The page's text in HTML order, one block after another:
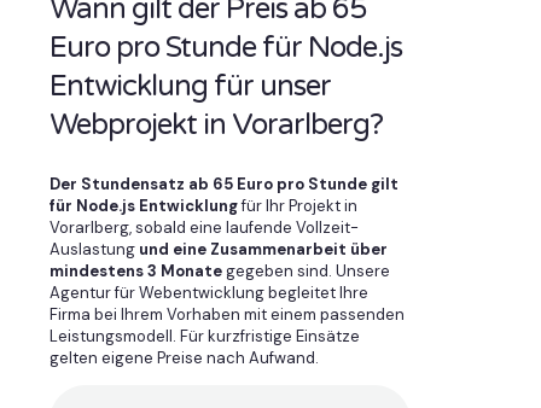
Wann gilt der Preis ab 65
Euro pro Stunde für Node.js
Entwicklung für unser
Webprojekt in Vorarlberg?
Der Stundensatz ab 65 Euro pro Stunde gilt
für Node.js Entwicklungfür Ihr Projekt in
Vorarlberg, sobald eine laufende Vollzeit-
Auslastung und eine Zusammenarbeit über
mindestens 3 Monategegeben sind. Unsere
Agentur für Webentwicklung begleitet Ihre
Firma bei Ihrem Vorhaben mit einem passenden
Leistungsmodell. Für kurzfristige Einsätze
gelten eigene Preise nach Aufwand.